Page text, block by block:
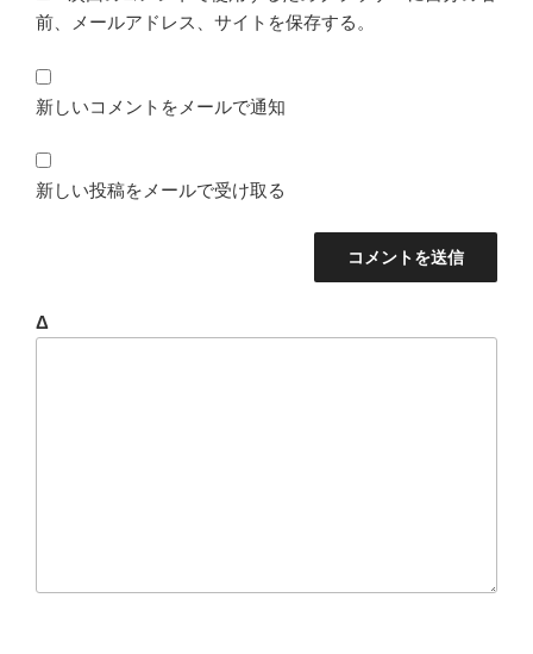
前、メールアドレス、サイトを保存する。
新しいコメントをメールで通知
新しい投稿をメールで受け取る
Δ